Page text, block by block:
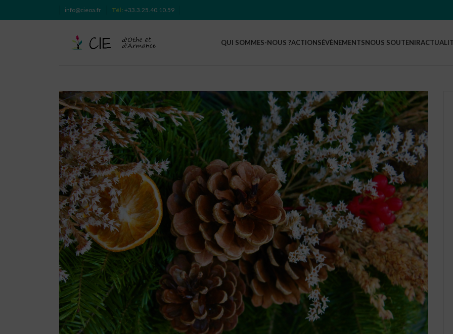
info@cieoa.fr Tél : +33.3.25.40.10.59
QUI SOMMES-NOUS ?ACTIONSÉVÈNEMENTSNOUS SOUTENIR